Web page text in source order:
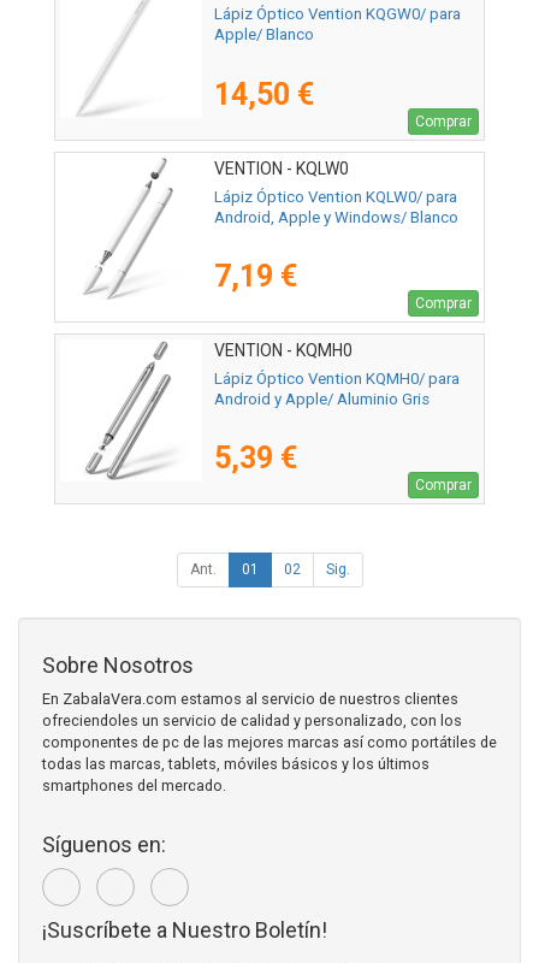
Lápiz Óptico Vention KQGW0/ para
Apple/ Blanco
14,50 €
Comprar
VENTION - KQLW0
Lápiz Óptico Vention KQLW0/ para
Android, Apple y Windows/ Blanco
7,19 €
Comprar
VENTION - KQMH0
Lápiz Óptico Vention KQMH0/ para
Android y Apple/ Aluminio Gris
5,39 €
Comprar
Ant. 01 02 Sig.
Sobre Nosotros
En ZabalaVera.com estamos al servicio de nuestros clientes
ofreciendoles un servicio de calidad y personalizado, con los
componentes de pc de las mejores marcas así como portátiles de
todas las marcas, tablets, móviles básicos y los últimos
smartphones del mercado.
Síguenos en:
¡Suscríbete a Nuestro Boletín!